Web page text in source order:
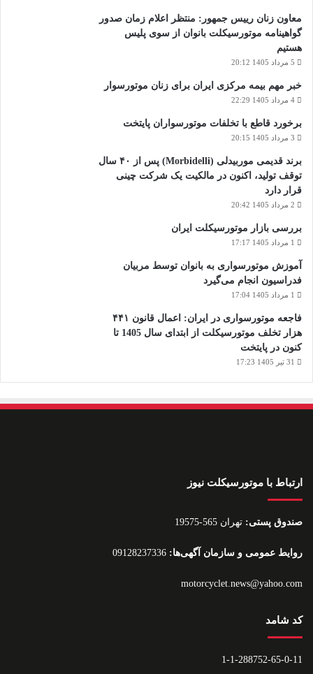
معاون زنان رییس جمهور: منتظر اعلام زمان صدور
گواهینامه موتورسیکلت بانوان از سوی پلیس
هستیم
5 مرداد 1405 20:12
خبر مهم بیمه مرکزی ایران برای زنان موتورسوار
4 مرداد 1405 22:29
برخورد قاطع با تخلفات موتورسواران پایتخت
3 مرداد 1405 20:15
برند قدیمی موربیدلی (Morbidelli) پس از ۴۰ سال
توقف تولید، اکنون در مالکیت یک شرکت چینی
قرار دارد
2 مرداد 1405 20:42
بررسی بازار موتورسیکلت ایران
1 مرداد 1405 17:17
آموزش موتورسواری به بانوان توسط مربیان
فدراسیون انجام می‌گیرد
1 مرداد 1405 17:04
فاجعه موتورسواری در ایران: اعمال قانون ۴۴۱
هزار تخلف موتورسیکلت از ابتدای سال 1405 تا
کنون در پایتخت
31 تیر 1405 17:23
ارتباط با موتورسیکلت نیوز
صندوق پستی: تهران 565-19575
روایط عمومی و سازمان آگهی‌ها:
motorcyclet.news@yahoo.com
کد شامد
1-1-288752-65-0-11